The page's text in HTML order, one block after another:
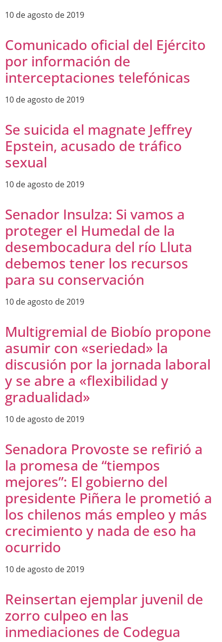
10 de agosto de 2019
Comunicado oficial del Ejército
por información de
interceptaciones telefónicas
10 de agosto de 2019
Se suicida el magnate Jeffrey
Epstein, acusado de tráfico
sexual
10 de agosto de 2019
Senador Insulza: Si vamos a
proteger el Humedal de la
desembocadura del río Lluta
debemos tener los recursos
para su conservación
10 de agosto de 2019
Multigremial de Biobío propone
asumir con «seriedad» la
discusión por la jornada laboral
y se abre a «flexibilidad y
gradualidad»
10 de agosto de 2019
Senadora Provoste se refirió a
la promesa de “tiempos
mejores”: El gobierno del
presidente Piñera le prometió a
los chilenos más empleo y más
crecimiento y nada de eso ha
ocurrido
10 de agosto de 2019
Reinsertan ejemplar juvenil de
zorro culpeo en las
inmediaciones de Codegua